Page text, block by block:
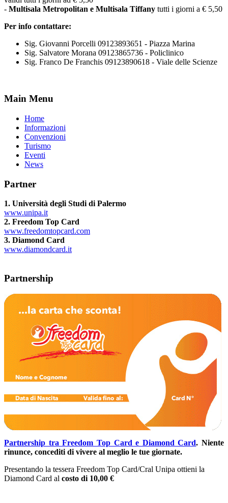
- Multisala Metropolitan e Multisala Tiffany tutti i giorni a € 5,50
Per info contattare:
Sig. Giovanni Porcelli 09123893651 - Piazza Marina
Sig. Salvatore Morana 09123865736 - Policlinico
Sig. Franco De Franchis 09123890618 - Viale delle Scienze
Main Menu
Home
Informazioni
Convenzioni
Turismo
Eventi
News
Partner
1. Università degli Studi di Palermo
www.unipa.it
2. Freedom Top Card
www.freedomtopcard.com
3. Diamond Card
www.diamondcard.it
Partnership
Partnership tra Freedom Top Card e Diamond Card. Niente
rinunce, concediti di vivere al meglio le tue giornate.
Presentando la tessera Freedom Top Card/Cral Unipa ottieni la
Diamond Card al costo di 10,00 €